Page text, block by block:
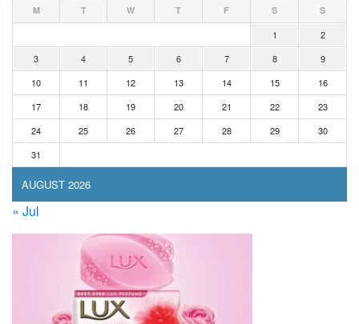
AUGUST 2026
M T W T F S S
1
2
3
4 5 6 7 8
9
10
11 12 13 14 15
16
17
18 19 20 21 22
23
24
25 26 27 28 29
30
31
« Jul